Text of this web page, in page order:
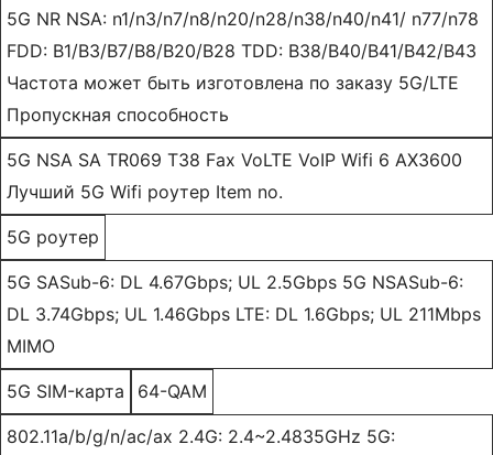
5G NR NSA: n1/n3/n7/n8/n20/n28/n38/n40/n41/ n77/n78
FDD: B1/B3/B7/B8/B20/B28 TDD: B38/B40/B41/B42/B43
Частота может быть изготовлена по заказу 5G/LTE
Пропускная способность
5G NSA SA TR069 T38 Fax VoLTE VoIP Wifi 6 AX3600
Лучший 5G Wifi роутер Item no.
5G роутер
5G SASub-6: DL 4.67Gbps; UL 2.5Gbps 5G NSASub-6:
DL 3.74Gbps; UL 1.46Gbps LTE: DL 1.6Gbps; UL 211Mbps
MIMO
5G SIM-карта 64-QAM
802.11a/b/g/n/ac/ax 2.4G: 2.4~2.4835GHz 5G: